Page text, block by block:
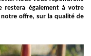
restera également à votre
offre, sur la qualité de